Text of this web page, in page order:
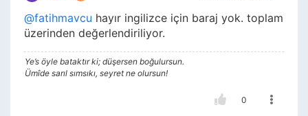
@fatihmavcu hayır ingilizce için baraj yok. toplam
üzerinden değerlendiriliyor.
Ye’s öyle bataktır ki; düşersen boğulursun.
Ümîde sarıl sımsıkı, seyret ne olursun!
0